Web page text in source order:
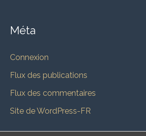
Méta
Connexion
Flux des publications
Flux des commentaires
Site de WordPress-FR